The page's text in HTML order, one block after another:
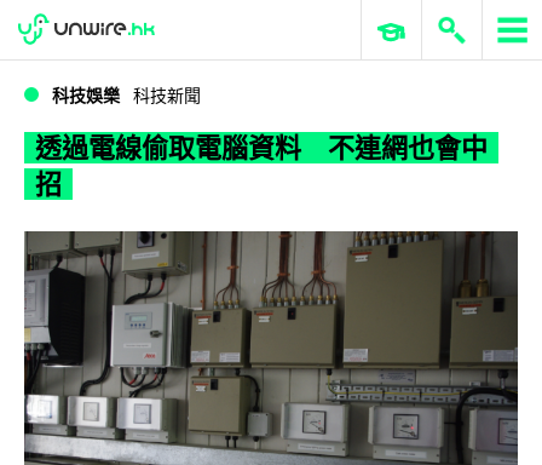
透過電線偷取電腦資料 不連網也會中招
WWDC 2026 ERP 與商業 AI
科技娛樂 科技新聞
透過電線偷取電腦資料 不連網也會中
招